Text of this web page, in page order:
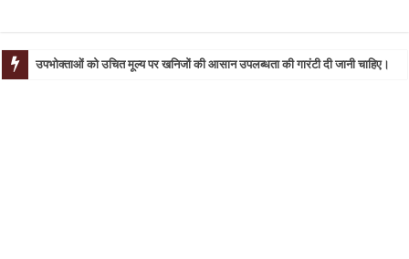
बसपा और सपा को लेकर डिप्टी सीएम केशव प्रसाद मौर्य के बयान से मची खलबली